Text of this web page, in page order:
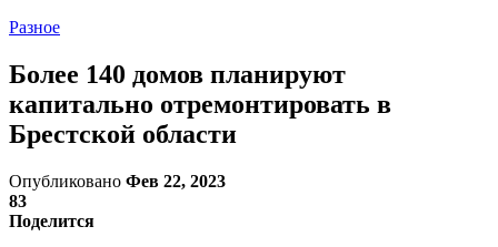
Разное
Более 140 домов планируют
капитально отремонтировать в
Брестской области
Опубликовано Фев 22, 2023
83
Поделится